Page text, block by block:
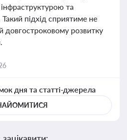
та
підхід сприятиме не
довгостроковому розвитку
дня та статті-джерела